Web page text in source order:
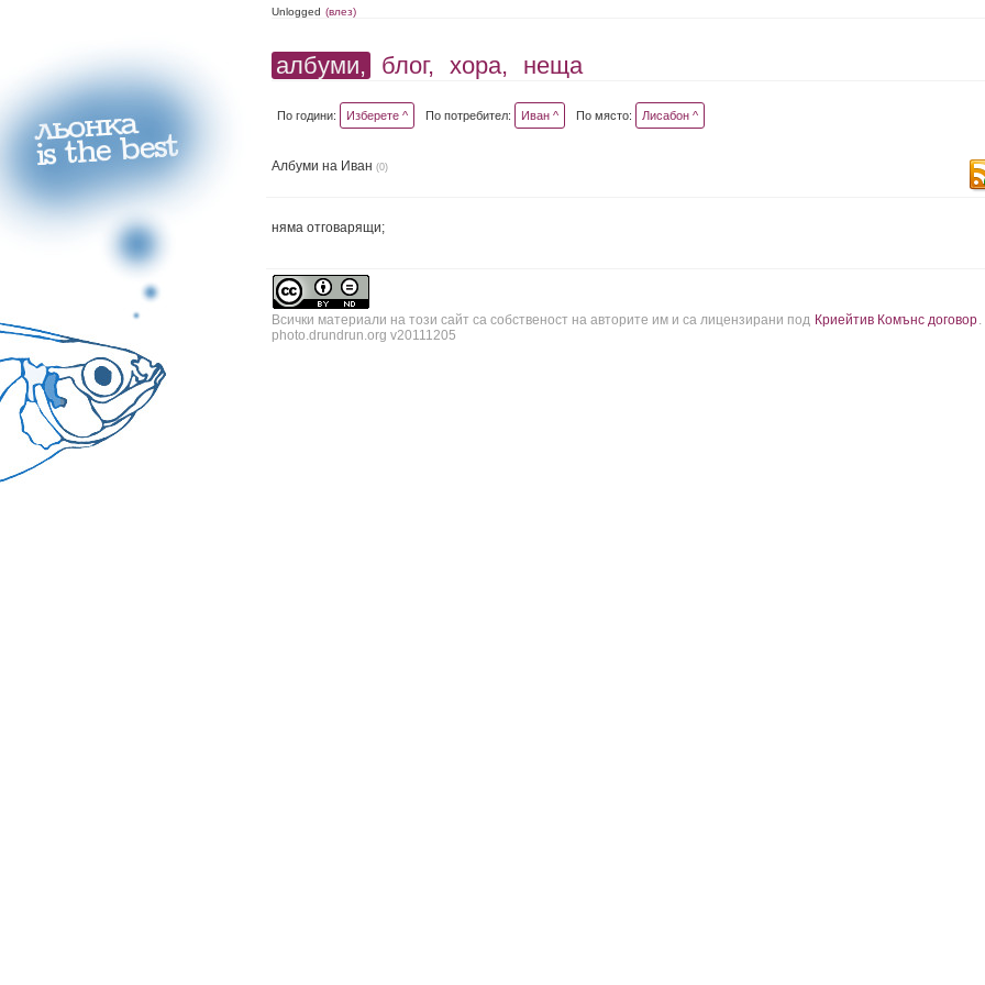
Unlogged (влез)
албуми, блог, хора, неща
По години: Изберете ^ По потребител: Иван ^ По място: Лисабон ^
Албуми на Иван (0)
няма отговарящи;
Всички материали на този сайт са собственост на авторите им и са лицензирани под Криейтив Комънс договор.
photo.drundrun.org v20111205